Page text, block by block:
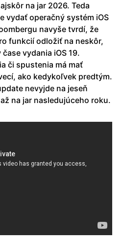
na jar 2026. Teda
vydať operačný systém iOS
navyše tvrdí, že
funkcií odložiť na neskôr,
vydania iOS 19.
či spustenia má mať
ako kedykoľvek predtým.
nevyjde na jeseň
na jar nasledujúceho roku.